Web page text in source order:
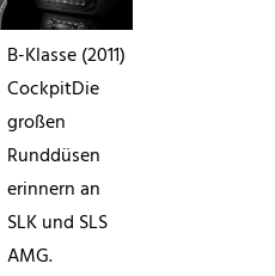
B-Klasse (2011)
CockpitDie
großen
Runddüsen
erinnern an
SLK und SLS
AMG.